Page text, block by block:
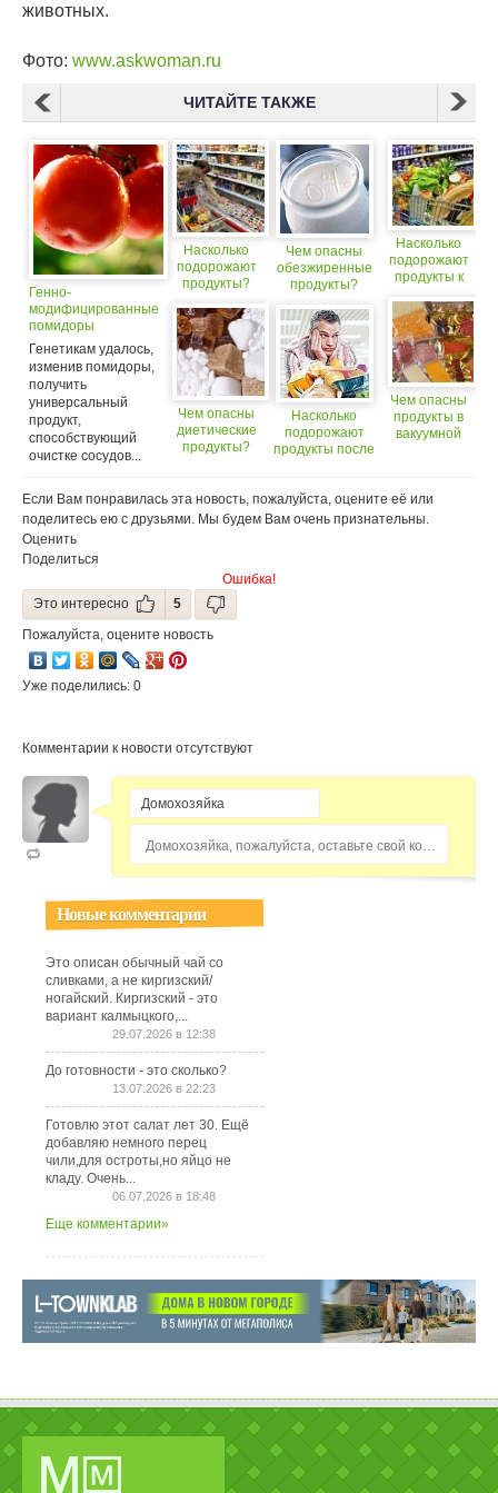
животных.
Фото: www.askwoman.ru
ЧИТАЙТЕ ТАКЖЕ
Генно-
модифицированные
помидоры
работают как
Генетикам удалось,
изменив помидоры,
получить
универсальный
продукт,
способствующий
очистке сосудов...
Насколько
подорожают
продукты?
Чем опасны
диетические
продукты?
Чем опасны
обезжиренные
продукты?
Насколько
подорожают
продукты после
Насколько
подорожают
продукты к
столу?
Чем опасны
продукты в
вакуумной
Если Вам понравилась эта новость, пожалуйста, оцените её или
поделитесь ею с друзьями. Мы будем Вам очень признательны.
Оценить
Поделиться
Ошибка!
Это интересно
5
Пожалуйста, оцените новость
Уже поделились: 0
Комментарии к новости отсутствуют
Домохозяйка, пожалуйста, оставьте свой комментарий...
Новые комментарии
Это описан обычный чай со
сливками, а не киргизский/
ногайский. Киргизский - это
вариант калмыцкого,...
29.07.2026 в 12:38
До готовности - это сколько?
13.07.2026 в 22:23
Готовлю этот салат лет 30. Ещё
добавляю немного перец
чили,для остроты,но яйцо не
кладу. Очень...
06.07.2026 в 18:48
Еще комментарии»